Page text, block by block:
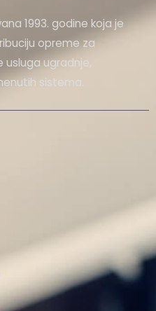
1993. godine koja je
opreme za
usluga ugradnje,
sistema.